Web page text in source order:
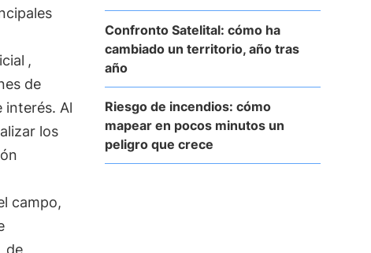
,
de
interés. Al
los
campo,
de
Confronto Satelital: cómo ha
cambiado un territorio, año tras
año
Riesgo de incendios: cómo
mapear en pocos minutos un
peligro que crece